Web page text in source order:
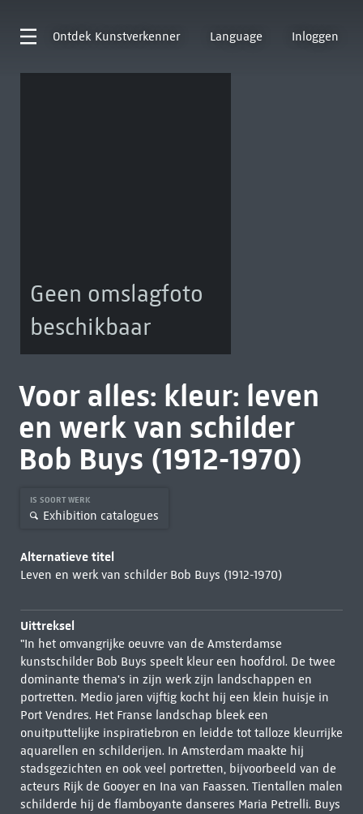
Ontdek Kunstverkenner Language Inloggen
Geen omslagfoto
beschikbaar
Voor alles: kleur: leven
en werk van schilder
Bob Buys (1912-1970)
IS SOORT WERK
Exhibition catalogues
Alternatieve titel
Leven en werk van schilder Bob Buys (1912-1970)
Uittreksel
"In het omvangrijke oeuvre van de Amsterdamse
kunstschilder Bob Buys speelt kleur een hoofdrol. De twee
dominante thema's in zijn werk zijn landschappen en
portretten. Medio jaren vijftig kocht hij een klein huisje in
Port Vendres. Het Franse landschap bleek een
onuitputtelijke inspiratiebron en leidde tot talloze kleurrijke
aquarellen en schilderijen. In Amsterdam maakte hij
stadsgezichten en ook veel portretten, bijvoorbeeld van de
acteurs Rijk de Gooyer en Ina van Faassen. Tientallen malen
schilderde hij de flamboyante danseres Maria Petrelli. Buys